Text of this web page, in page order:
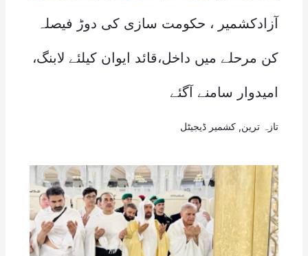
آزادکشمیر ، حکومت سازی کی دوڑ فیصلہ
کن مرحلے میں داخل،قائد ایوان کیلئے لابنگ،
امیدوار سامنے آگئے
تازہ ترین کشمیر ڈیجیٹل